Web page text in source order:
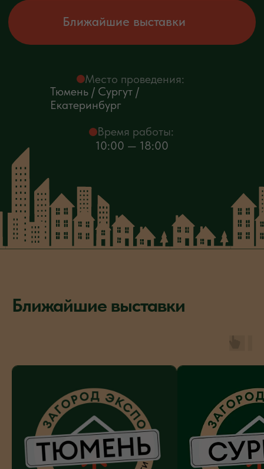
Время работы:
Ближайшие выставки